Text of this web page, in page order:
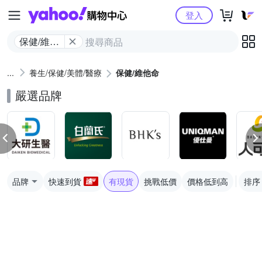
Yahoo購物中心
保健/維他
登入
養生/保健/美體/醫療 保健/維他命
嚴選品牌
品牌 快速到貨 有現貨 挑戰低價 價格低到高 排序